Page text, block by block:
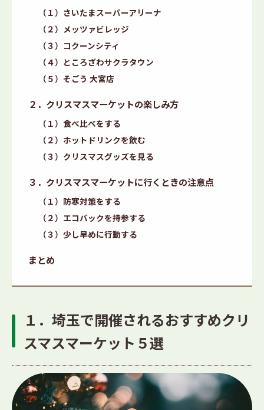
（１）さいたまスーパーアリーナ
（２）メッツァビレッジ
（３）コクーンシティ
（４）ところざわサクラタウン
（５）そごう 大宮店
２．クリスマスマーケットの楽しみ方
（１）食べ比べをする
（２）ホットドリンクを飲む
（３）クリスマスグッズを見る
３．クリスマスマーケットに行くときの注意点
（１）防寒対策をする
（２）エコバックを持参する
（３）少し早めに行動する
まとめ
１．埼玉で開催されるおすすめクリ
スマスマーケット５選